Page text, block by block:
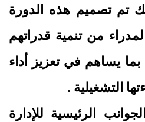
تم تصميم هذه الدورة
من تنمية قدراتهم
بما يساهم في تعزيز أداء
التشغيلية .
الرئيسية للإدارة